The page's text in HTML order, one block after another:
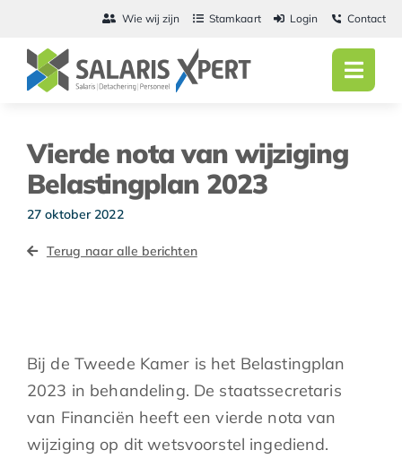
inhoud
Wie wij zijn Stamkaart Login Contact
Actueel
Vierde nota van wijziging
Belastingplan 2023
27 oktober 2022
Terug naar alle berichten
Bij de Tweede Kamer is het Belastingplan
2023 in behandeling. De staatssecretaris
van Financiën heeft een vierde nota van
wijziging op dit wetsvoorstel ingediend.